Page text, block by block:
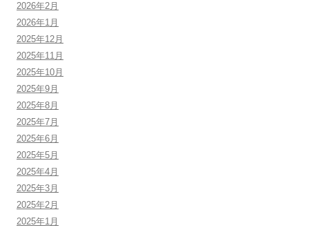
2026年2月
2026年1月
2025年12月
2025年11月
2025年10月
2025年9月
2025年8月
2025年7月
2025年6月
2025年5月
2025年4月
2025年3月
2025年2月
2025年1月